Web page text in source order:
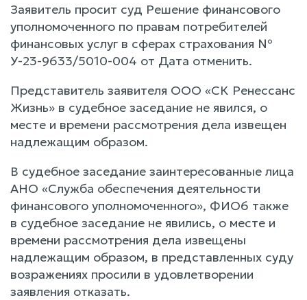
Заявитель просит суд Решение финансового
уполномоченного по правам потребителей
финансовых услуг в сферах страхования №
У-23-9633/5010-004 от Дата отменить.
Представитель заявителя ООО «СК Ренессанс
Жизнь» в судебное заседание не явился, о
месте и времени рассмотрения дела извещен
надлежащим образом.
В судебное заседание заинтересованные лица
АНО «Служба обеспечения деятельности
финансового уполномоченного», ФИО6 также
в судебное заседание не явились, о месте и
времени рассмотрения дела извещены
надлежащим образом, в представленных суду
возражениях просили в удовлетворении
заявления отказать.